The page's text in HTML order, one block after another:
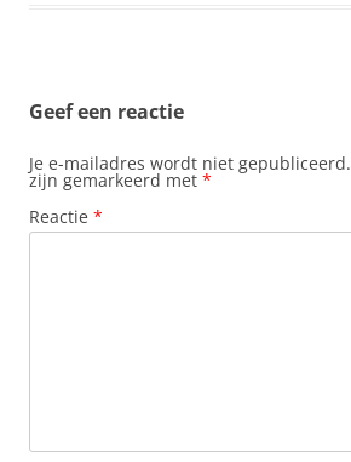
Geef een reactie
Je e-mailadres wordt niet gepubliceerd.
zijn gemarkeerd met *
Reactie *